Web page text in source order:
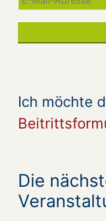
Ich möchte
Die